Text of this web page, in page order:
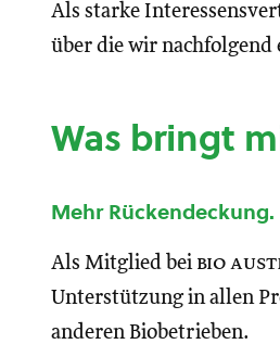
Als starke
über die wir nachfolgend
Was bringt
Mehr
Als Mitglied bei bio
Unterstützung in allen
anderen Biobetrieben.